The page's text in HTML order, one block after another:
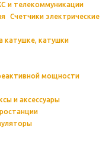
и телекоммуникации
Счетчики электрические
катушке, катушки
мощности
и аксессуары